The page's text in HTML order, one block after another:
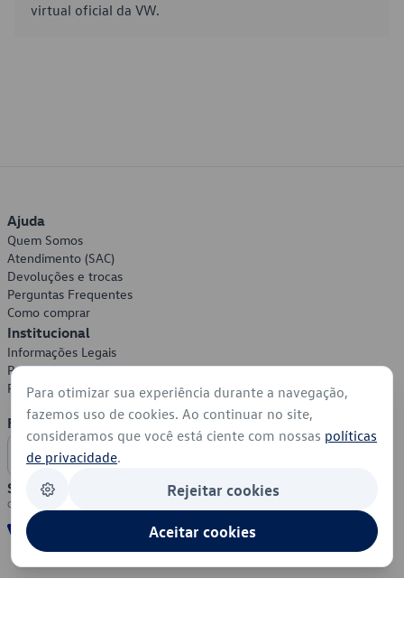
virtual oficial da VW.
Ajuda
Quem Somos
Atendimento (SAC)
Devoluções e trocas
Perguntas Frequentes
Como comprar
Institucional
Informações Legais
Política de Privacidade
Política de Cookies
Formas de Pagamento
Segurança
Para otimizar sua experiência durante a navegação,
fazemos uso de cookies. Ao continuar no site,
consideramos que você está ciente com nossas políticas
de privacidade.
Rejeitar cookies
Aceitar cookies